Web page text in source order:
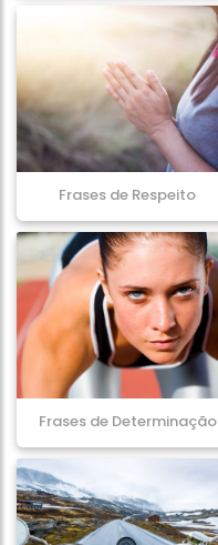
Frases de Respeito
Frases de Determinação